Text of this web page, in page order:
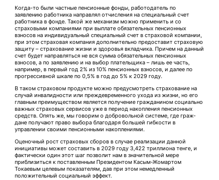
Когда-то были частные пен­сионные фонды, работодатель по
заявлению работника направлял отчисления на специальный счет
работника в фонде. Такой же механизм можно применить и со
страховыми компаниями при выплате обязательных пенсионных
взносов на индивидуальный специальный счет в страховой компании,
при этом страховая компания дополнительно предоставит страховую
защиту – страхование жизни и здоровья вкладчика. Причем на данный
счет будет направляться не вся сумма обязательных пенсионных
взносов, а по заявлению и на выбор плательщика – лишь ее часть,
например, в первый год 2% из 10% пенсионных взносов, и далее по
прогрессивной шкале по 0,5% в год до 5% к 2029 году.
В таком страховом продукте можно предусмотреть страхование на
случай инвалидности или преждевременного ухода из жизни, но его
главным преимуществом является получение гражданином социально
важных страховых сервисов уже в период накопления пенсионных
средств. Опять же, мы говорим о добровольной системе, где граж­
дане получают право выбора благодаря большей гибкости в
управлении своими пенсионными накоплениями.
Оценочный рост страховых сборов в случае реализации данной
инициативы может составить в 2029 году 3,422 триллиона тенге, и
фактически один этот шаг поз­волит нам в значительной мере
приблизиться к поставленным Президентом Касым-Жомартом
Токаевым целевым показателям, дав при этом немедленный
положительный социальный эффект.